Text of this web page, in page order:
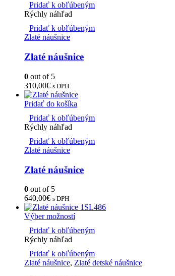
Pridať k obľúbeným
Rýchly náhľad
Pridať k obľúbeným
Zlaté náušnice
Zlaté náušnice
0 out of 5
310,00€ s DPH
Pridať do košíka
Pridať k obľúbeným
Rýchly náhľad
Pridať k obľúbeným
Zlaté náušnice
Zlaté náušnice
0 out of 5
640,00€ s DPH
Výber možností
Pridať k obľúbeným
Rýchly náhľad
Pridať k obľúbeným
Zlaté náušnice, Zlaté detské náušnice